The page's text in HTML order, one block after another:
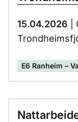
15.04.2026 |
om et bidrag
fondet.
E6 Ranheim –